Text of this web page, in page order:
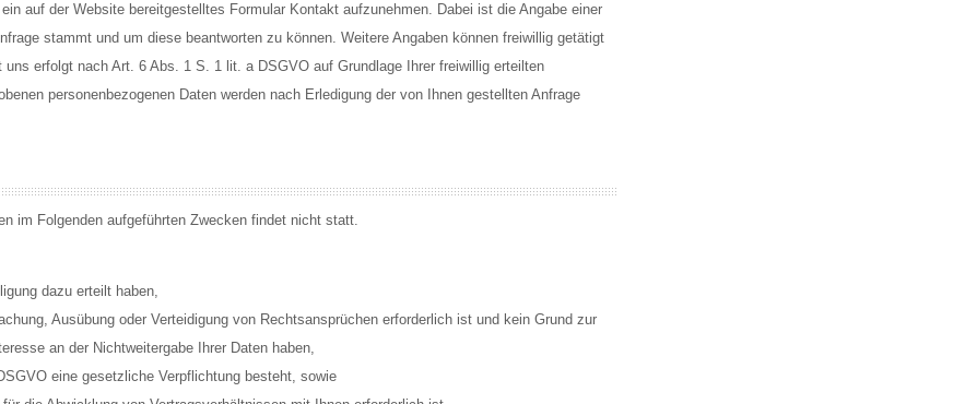
auf der Website bereitgestelltes Formular Kontakt aufzunehmen. Dabei ist die Angabe einer
stammt und um diese beantworten zu können. Weitere Angaben können freiwillig getätigt
erfolgt nach Art. 6 Abs. 1 S. 1 lit. a DSGVO auf Grundlage Ihrer freiwillig erteilten
personenbezogenen Daten werden nach Erledigung der von Ihnen gestellten Anfrage
im Folgenden aufgeführten Zwecken findet nicht statt.
dazu erteilt haben,
Ausübung oder Verteidigung von Rechtsansprüchen erforderlich ist und kein Grund zur
an der Nichtweitergabe Ihrer Daten haben,
eine gesetzliche Verpflichtung besteht, sowie